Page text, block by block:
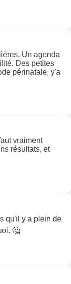
Un agenda
Des petites
périnatale, y'a
vraiment
résultats, et
qu'il y a plein de
🤔